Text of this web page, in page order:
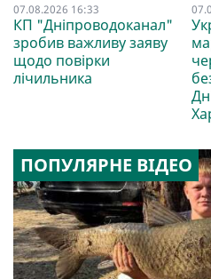
07.08.2026 16:33
КП "Дніпроводоканал"
зробив важливу заяву
щодо повірки
лічильника
ПОПУЛЯРНЕ ВІДЕО